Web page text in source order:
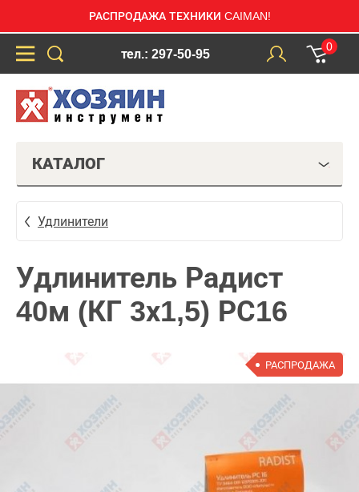
РАСПРОДАЖА ТЕХНИКИ CAIMAN!
тел.: 297-50-95
0
КАТАЛОГ
Удлинители
Удлинитель Радист
40м (КГ 3х1,5) РС16
РАСПРОДАЖА